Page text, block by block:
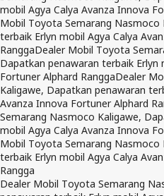
mobil Agya Calya Avanza Innova
Mobil Toyota Semarang Nasmoco
terbaik Erlyn mobil Agya Calya
RanggaDealer Mobil Toyota
Dapatkan penawaran terbaik Erlyn
Fortuner Alphard RanggaDealer
Kaligawe, Dapatkan penawaran
Avanza Innova Fortuner Alphard
Semarang Nasmoco Kaligawe,
mobil Agya Calya Avanza Innova
Mobil Toyota Semarang Nasmoco
terbaik Erlyn mobil Agya Calya
Rangga
Dealer Mobil Toyota Semarang